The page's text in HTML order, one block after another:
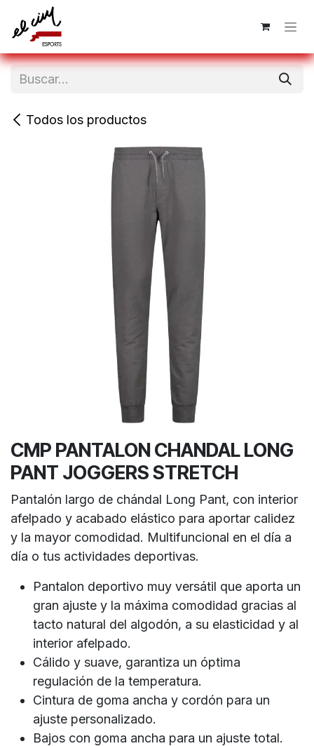
Ir al contenido
Todos los productos
CMP PANTALON CHANDAL LONG
PANT JOGGERS STRETCH
Pantalón largo de chándal Long Pant, con interior
afelpado y acabado elástico para aportar calidez
y la mayor comodidad. Multifuncional en el día a
día o tus actividades deportivas.
Pantalon deportivo muy versátil que aporta un
gran ajuste y la máxima comodidad gracias al
tacto natural del algodón, a su elasticidad y al
interior afelpado.
Cálido y suave, garantiza un óptima
regulación de la temperatura.
Cintura de goma ancha y cordón para un
ajuste personalizado.
Bajos con goma ancha para un ajuste total.